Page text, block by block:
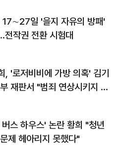
17∼27일 '을지 자유의 방패'
전작권 전환 시험대
, '로저비비에 가방 의혹' 김기
재판서 "범죄 연상시키지 말
스 하우스' 논란 황희 "청년
제 헤아리지 못했다"